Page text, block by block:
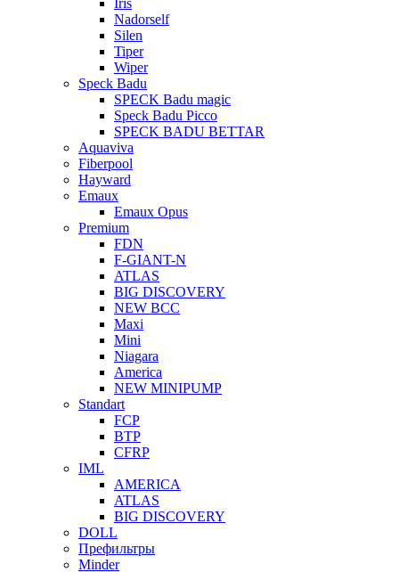
Iris
Nadorself
Silen
Tiper
Wiper
Speck Badu
SPECK Badu magic
Speck Badu Picco
SPECK BADU BETTAR
Aquaviva
Fiberpool
Hayward
Emaux
Emaux Opus
Premium
FDN
F-GIANT-N
ATLAS
BIG DISCOVERY
NEW BCC
Maxi
Mini
Niagara
America
NEW MINIPUMP
Standart
FCP
BTP
CFRP
IML
AMERICA
ATLAS
BIG DISCOVERY
DOLL
Префильтры
Minder